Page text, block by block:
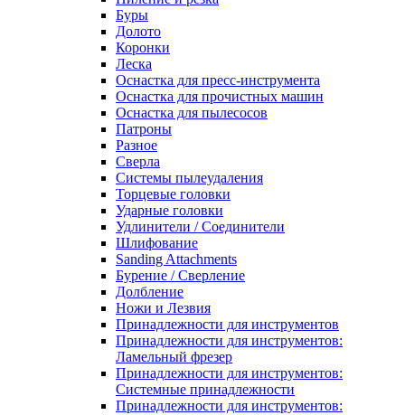
Буры
Долото
Коронки
Леска
Оснастка для пресс-инструмента
Оснастка для прочистных машин
Оснастка для пылесосов
Патроны
Разное
Сверла
Системы пылеудаления
Торцевые головки
Ударные головки
Удлинители / Соединители
Шлифование
Sanding Attachments
Бурение / Сверление
Долбление
Ножи и Лезвия
Принадлежности для инструментов
Принадлежности для инструментов:
Ламельный фрезер
Принадлежности для инструментов:
Системные принадлежности
Принадлежности для инструментов: